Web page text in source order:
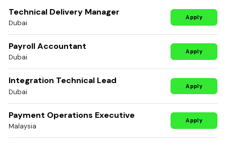
Technical Delivery Manager
Dubai
Apply
Payroll Accountant
Dubai
Apply
Integration Technical Lead
Dubai
Apply
Payment Operations Executive
Malaysia
Apply